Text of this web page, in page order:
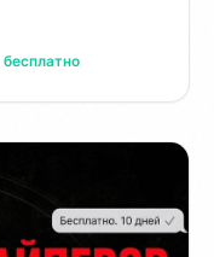
бесплатно